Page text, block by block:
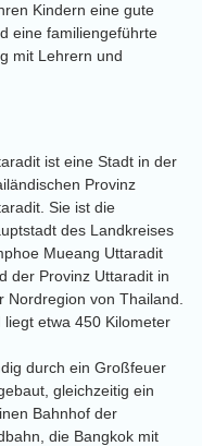
Kindern eine gute
eine familiengeführte
mit Lehrern und
ist eine Stadt in der
Provinz
Sie ist die
des Landkreises
Mueang Uttaradit
der Provinz Uttaradit in
Nordregion von Thailand.
etwa 450 Kilometer
durch ein Großfeuer
gleichzeitig ein
Bahnhof der
die Bangkok mit